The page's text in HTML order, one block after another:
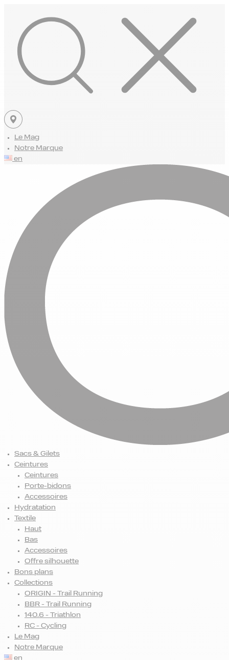
Le Mag
Notre Marque
en
Sacs & Gilets
Ceintures
Ceintures
Porte-bidons
Accessoires
Hydratation
Textile
Haut
Bas
Accessoires
Offre silhouette
Bons plans
Collections
ORIGIN - Trail Running
BBR - Trail Running
140.6 - Triathlon
RC - Cycling
Le Mag
Notre Marque
en